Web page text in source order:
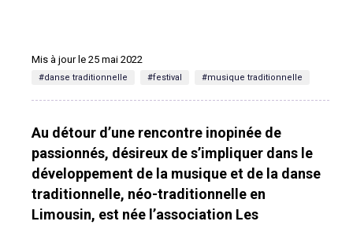
Mis à jour le 25 mai 2022
#danse traditionnelle #festival #musique traditionnelle
Au détour d’une rencontre inopinée de
passionnés, désireux de s’impliquer dans le
développement de la musique et de la danse
traditionnelle, néo-traditionnelle en
Limousin, est née l’association Les